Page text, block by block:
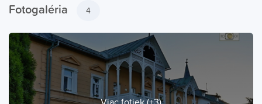
Fotogaléria 4